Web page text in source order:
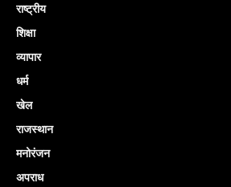
राष्ट्रीय
शिक्षा
व्यापार
धर्म
खेल
राजस्थान
मनोरंजन
अपराध